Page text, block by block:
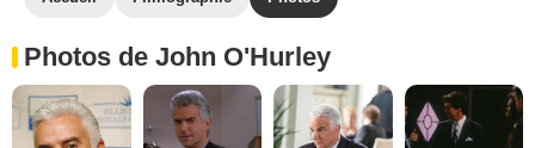
Photos de John O'Hurley